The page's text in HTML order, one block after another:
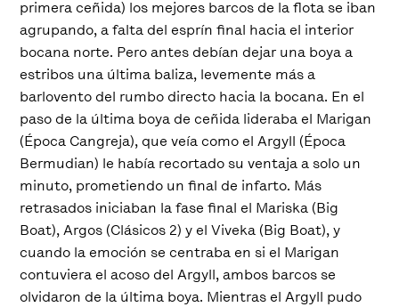
primera ceñida) los mejores barcos de la flota se iban
agrupando, a falta del esprín final hacia el interior
bocana norte. Pero antes debían dejar una boya a
estribos una última baliza, levemente más a
barlovento del rumbo directo hacia la bocana. En el
paso de la última boya de ceñida lideraba el Marigan
(Época Cangreja), que veía como el Argyll (Época
Bermudian) le había recortado su ventaja a solo un
minuto, prometiendo un final de infarto. Más
retrasados iniciaban la fase final el Mariska (Big
Boat), Argos (Clásicos 2) y el Viveka (Big Boat), y
cuando la emoción se centraba en si el Marigan
contuviera el acoso del Argyll, ambos barcos se
olvidaron de la última boya. Mientras el Argyll pudo